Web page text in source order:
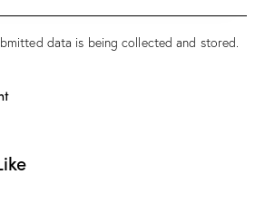
data is beingcollected and stored.